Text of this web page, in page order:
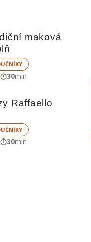
maková
30min
Raffaello
30min